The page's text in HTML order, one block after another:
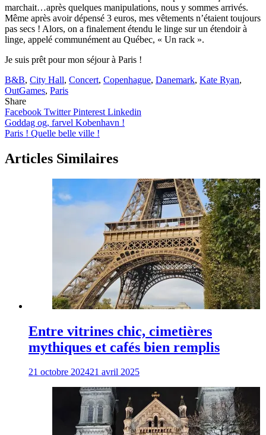
marchait…après quelques manipulations, nous y sommes arrivés.
Même après avoir dépensé 3 euros, mes vêtements n’étaient toujours
pas secs ! Alors, on a finalement étendu le linge sur un étendoir à
linge, appelé communément au Québec, « Un rack ».
Je suis prêt pour mon séjour à Paris !
B&B, City Hall, Concert, Copenhague, Danemark, Kate Ryan,
OutGames, Paris
Share
Facebook TwitterPinterest Linkedin
Navigation
de
l’article
Goddag og, farvel Kobenhavn !
Paris ! Quelle belle ville !
Articles Similaires
Entre vitrines chic, cimetières
mythiques et cafés bien remplis
21 octobre 202421 avril 2025